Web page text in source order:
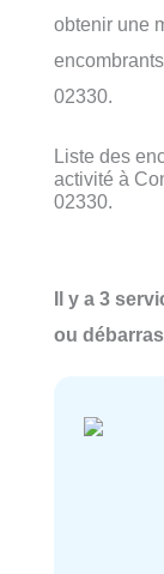
obtenir une
02330.
Liste des
activité à
02330.
Il y a 3
ou